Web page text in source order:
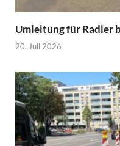
Umleitung für Radler
20. Juli 2026